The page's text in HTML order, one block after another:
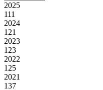
2025
111
2024
121
2023
123
2022
125
2021
137